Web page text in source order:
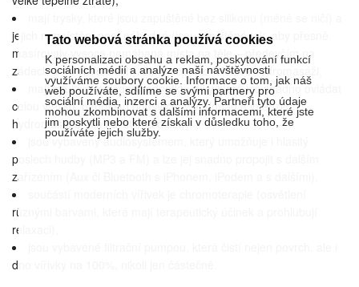
jejich rozmístění není náhodné (jsou umístěné tak, aby přesně
masírovaly vysoce namáhaná místa na těle – především na
zádech a na chodidlech), čímž dochází k léčivé hydromasáži,
mají intuitivní ovládací jednotku, díky které lze snadno ovládat
celou vířivku, například podsvícený vodopád a intenzitu
hydromasáže, ale i světlo, a další,
jsou vybaveny audiosystémem, který umožňuje i hlasitý
poslech hudby (MP3 a FM) a lze jej snadno propojit s dalším
zařízením (Aux či Bluetooth s iPhonem, iPodem a s dalšími),
různými barvami, které mají terapeutický účinek a prohlubují
relaxaci),
dno vířivky na 100%, nikoli jen částečně.
Tato webová stránka používá cookies
K personalizaci obsahu a reklam, poskytování funkcí
sociálních médií a analýze naší návštěvnosti
využíváme soubory cookie. Informace o tom, jak náš
web používáte, sdílíme se svými partnery pro
sociální média, inzerci a analýzy. Partneři tyto údaje
mohou zkombinovat s dalšími informacemi, které jste
jim poskytli nebo které získali v důsledku toho, že
používáte jejich služby.